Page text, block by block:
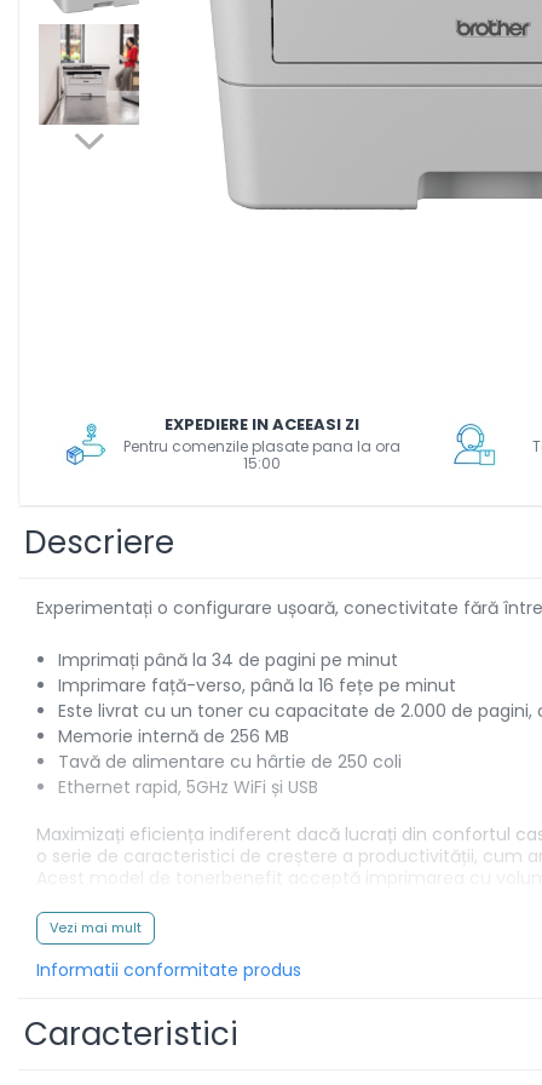
Scanere format mare
Consumabile
Consumabile echipamente
Cartușe
Flacoane Cerneală
Unitate Transfer / Belt Unit
Role Brother CZ
Alte Consumabile
coduri de bare
Aparate de etichetat si
Cititoare coduri de bare
Papetărie / Birotică
Accesorii pentru birou
Elastice / Buretiere / Lupe
Tuș Ștampile / Tușiere / Indigo
Adezivi
Rigle
Coșuri de Birou
Suporturi Documente
Ace / Pioneze
Capsatoare / Decapsatoare
EXPEDIERE IN ACEEASI ZI
Pentru comenzile plasate pana la ora
15:00
Descriere
Experimentați o configurare ușoară, conectivitate fără
Imprimați până la 34 de pagini pe minut
Imprimare față-verso, până la 16 fețe pe minut
Este livrat cu un toner cu capacitate de 2.000 de
Memorie internă de 256 MB
Tavă de alimentare cu hârtie de 250 coli
Ethernet rapid, 5GHz WiFi și USB
Maximizați eficiența indiferent dacă lucrați din confortul
o serie de caracteristici de creștere a productivității, cum
Acest model de tonerbenefit acceptă imprimarea cu
Imprimați de oriunde
Cu Brother Mobile Connect, puteți utiliza imprimanta
asemenea, puteți personaliza caracteristicile utilizate
Vezi mai mult
Informatii conformitate produs
Caracteristici